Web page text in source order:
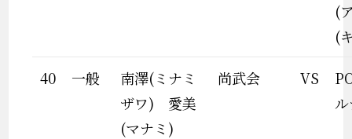
(
(
40 一般
南澤(ミナミ
ザワ) 愛美
(マナミ)
尚武会 VS